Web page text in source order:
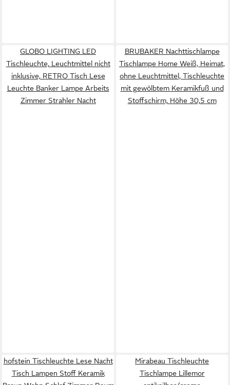
GLOBO LIGHTING LED
Tischleuchte, Leuchtmittel nicht
inklusive, RETRO Tisch Lese
Leuchte Banker Lampe Arbeits
Zimmer Strahler Nacht
BRUBAKER Nachttischlampe
Tischlampe Home Weiß, Heimat,
ohne Leuchtmittel, Tischleuchte
mit gewölbtem Keramikfuß und
Stoffschirm, Höhe 30,5 cm
hofstein Tischleuchte Lese Nacht
Tisch Lampen Stoff Keramik
Mirabeau Tischleuchte
Tischlampe Lillemor